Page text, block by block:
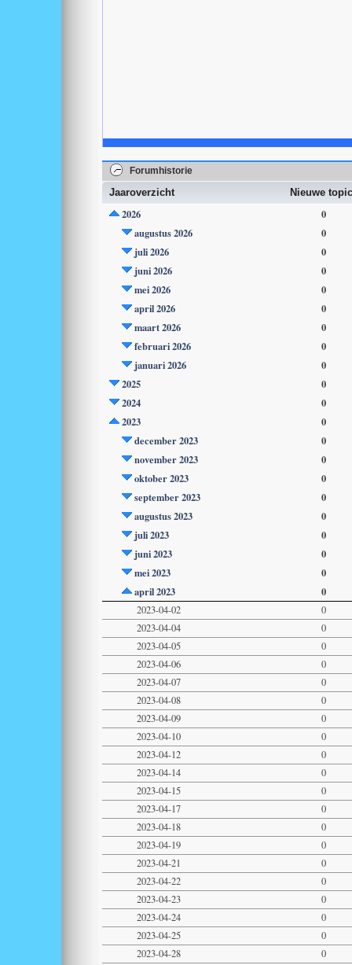
Forumhistorie
Jaaroverzicht Nieuwe
2026
0
augustus 2026
0
juli 2026
0
juni 2026
0
mei 2026
0
april 2026
0
maart 2026
0
februari 2026
0
januari 2026
0
2025
0
2024
0
2023
0
december 2023
0
november 2023
0
oktober 2023
0
september 2023
0
augustus 2023
0
juli 2023
0
juni 2023
0
mei 2023
0
april 2023
0
2023-04-02
0
2023-04-04
0
2023-04-05
0
2023-04-06
0
2023-04-07
0
2023-04-08
0
2023-04-09
0
2023-04-10
0
2023-04-12
0
2023-04-14
0
2023-04-15
0
2023-04-17
0
2023-04-18
0
2023-04-19
0
2023-04-21
0
2023-04-22
0
2023-04-23
0
2023-04-24
0
2023-04-25
0
2023-04-28
0